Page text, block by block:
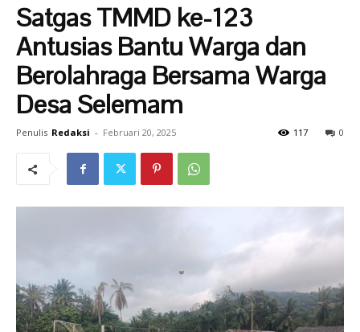
Satgas TMMD ke-123
Antusias Bantu Warga dan
Berolahraga Bersama Warga
Desa Selemam
Penulis Redaksi - Februari 20, 2025 0
117